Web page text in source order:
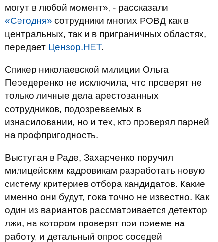
могут в любой момент», - рассказали
«Сегодня» сотрудники многих РОВД как в
центральных, так и в приграничных областях,
передает Цензор.НЕТ.
Спикер николаевской милиции Ольга
Передеренко не исключила, что проверят не
только личные дела арестованных
сотрудников, подозреваемых в
изнасиловании, но и тех, кто проверял парней
на профпригодность.
Выступая в Раде, Захарченко поручил
милицейским кадровикам разработать новую
систему критериев отбора кандидатов. Какие
именно они будут, пока точно не известно. Как
один из вариантов рассматривается детектор
лжи, на котором проверят при приеме на
работу, и детальный опрос соседей